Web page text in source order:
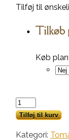
Tilføj til
Tilkøb
Køb
Submarine
Blush
Tilføj til kurv
Kategori: